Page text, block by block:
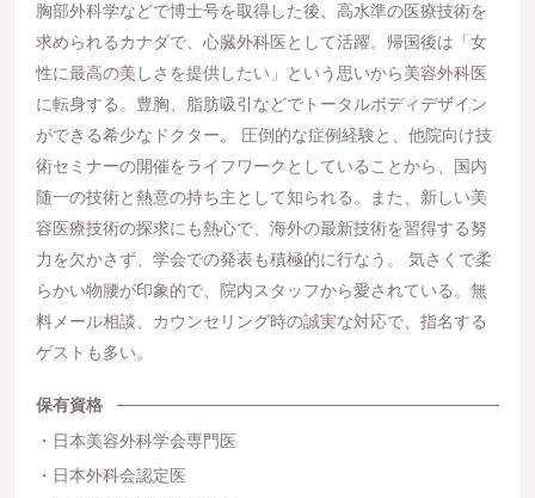
胸部外科学などで博士号を取得した後、高水準の医療技術を
求められるカナダで、心臓外科医として活躍。帰国後は「女
性に最高の美しさを提供したい」という思いから美容外科医
に転身する。豊胸、脂肪吸引などでトータルボディデザイン
ができる希少なドクター。 圧倒的な症例経験と、他院向け技
術セミナーの開催をライフワークとしていることから、国内
随一の技術と熱意の持ち主として知られる。また、新しい美
容医療技術の探求にも熱心で、海外の最新技術を習得する努
力を欠かさず、学会での発表も積極的に行なう。 気さくで柔
らかい物腰が印象的で、院内スタッフから愛されている。無
料メール相談、カウンセリング時の誠実な対応で、指名する
ゲストも多い。
保有資格
日本美容外科学会専門医
日本外科会認定医